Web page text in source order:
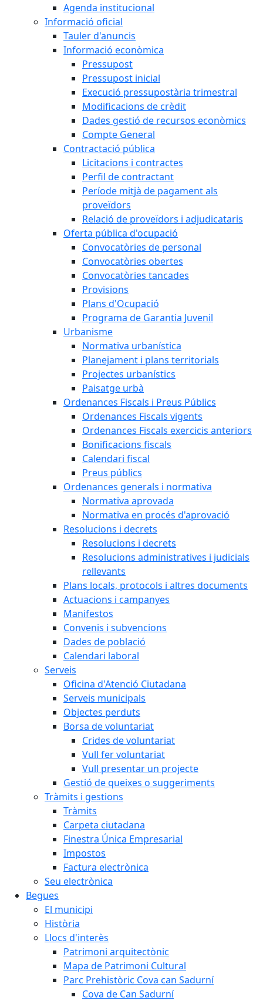
Agenda institucional
Informació oficial
Tauler d'anuncis
Informació econòmica
Pressupost
Pressupost inicial
Execució pressupostària trimestral
Modificacions de crèdit
Dades gestió de recursos econòmics
Compte General
Contractació pública
Licitacions i contractes
Perfil de contractant
Període mitjà de pagament als
proveïdors
Relació de proveïdors i adjudicataris
Oferta pública d'ocupació
Convocatòries de personal
Convocatòries obertes
Convocatòries tancades
Provisions
Plans d'Ocupació
Programa de Garantia Juvenil
Urbanisme
Normativa urbanística
Planejament i plans territorials
Projectes urbanístics
Paisatge urbà
Ordenances Fiscals i Preus Públics
Ordenances Fiscals vigents
Ordenances Fiscals exercicis anteriors
Bonificacions fiscals
Calendari fiscal
Preus públics
Ordenances generals i normativa
Normativa aprovada
Normativa en procés d'aprovació
Resolucions i decrets
Resolucions i decrets
Resolucions administratives i judicials
rellevants
Plans locals, protocols i altres documents
Actuacions i campanyes
Manifestos
Convenis i subvencions
Dades de població
Calendari laboral
Serveis
Oficina d'Atenció Ciutadana
Serveis municipals
Objectes perduts
Borsa de voluntariat
Crides de voluntariat
Vull fer voluntariat
Vull presentar un projecte
Gestió de queixes o suggeriments
Tràmits i gestions
Tràmits
Carpeta ciutadana
Finestra Única Empresarial
Impostos
Factura electrònica
Seu electrònica
Begues
El municipi
Història
Llocs d'interès
Patrimoni arquitectònic
Mapa de Patrimoni Cultural
Parc Prehistòric Cova can Sadurní
Cova de Can Sadurní